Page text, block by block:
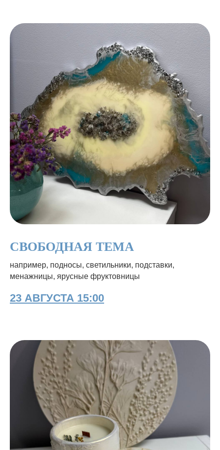
СВОБОДНАЯ ТЕМА
например, подносы, светильники, подставки,
менажницы, ярусные фруктовницы
23 АВГУСТА 15:00